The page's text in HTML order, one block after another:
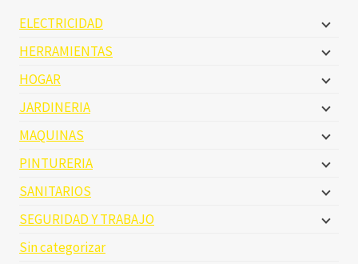
ELECTRICIDAD
HERRAMIENTAS
HOGAR
JARDINERIA
MAQUINAS
PINTURERIA
SANITARIOS
SEGURIDAD Y TRABAJO
Sin categorizar